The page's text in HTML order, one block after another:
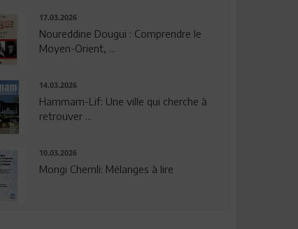
17.03.2026
Noureddine Dougui : Comprendre le
Moyen-Orient, ...
14.03.2026
Hammam-Lif: Une ville qui cherche à
retrouver ...
10.03.2026
Mongi Chemli: Mélanges à lire